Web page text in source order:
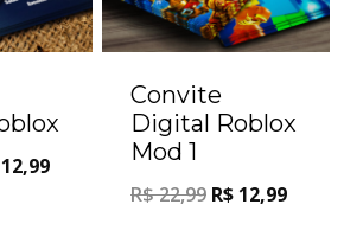
12,99
Convite
Digital Roblox
Mod 1
R$22,99 R$ 12,99